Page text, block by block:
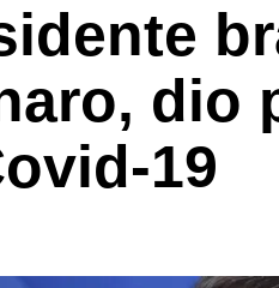
dio
19